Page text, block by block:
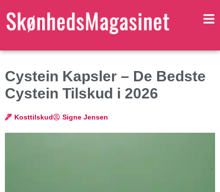
Cystein Kapsler – De Bedste
Cystein Tilskud i 2026
Kosttilskud Signe Jensen